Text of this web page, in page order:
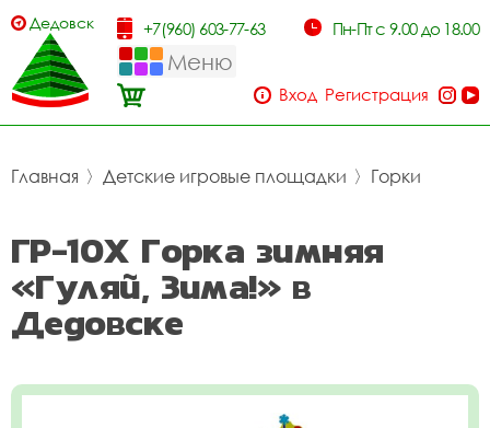
Дедовск +7(960) 603-77-63 Пн-Пт с 9.00 до 18.00
Меню
Вход Регистрация
Главная 〉 Детские игровые площадки 〉 Горки
ГР-10Х Горка зимняя
«Гуляй, Зима!» в
Дедовске